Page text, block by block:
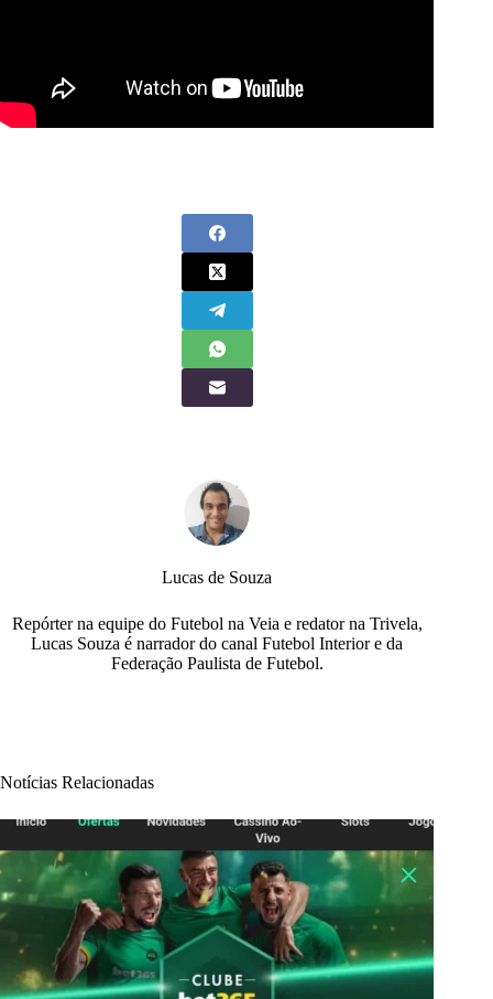
Lucas de Souza
Repórter na equipe do Futebol na Veia e redator na Trivela,
Lucas Souza é narrador do canal Futebol Interior e da
Federação Paulista de Futebol.
Notícias Relacionadas